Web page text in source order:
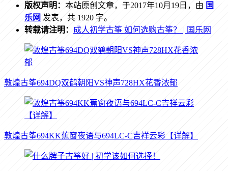
版权声明： 本站原创文章，于2017年10月19日，由 国
乐网 发表，共 1920 字。
转载请注明： 成人初学古筝 如何选购古筝？ | 国乐网
敦煌古筝694DQ双鹤朝阳VS神声728HX花香浓郁
敦煌古筝694KK蕉窗夜语与694LC-C吉祥云彩【详解】